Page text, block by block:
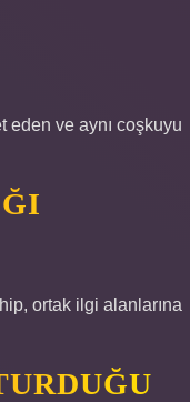
eden ve aynı coşkuyu
ortak ilgi alanlarına